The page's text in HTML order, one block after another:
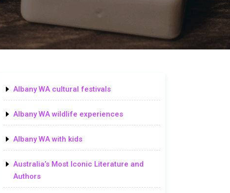
Albany WA cultural festivals
Albany WA wildlife experiences
Albany WA with kids
Australia’s Most Iconic Literature and
Authors